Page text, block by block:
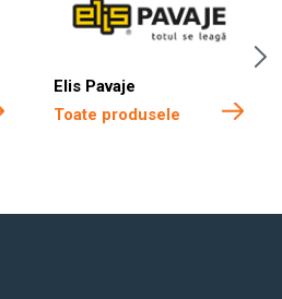
Elis Pavaje
Toate produsele